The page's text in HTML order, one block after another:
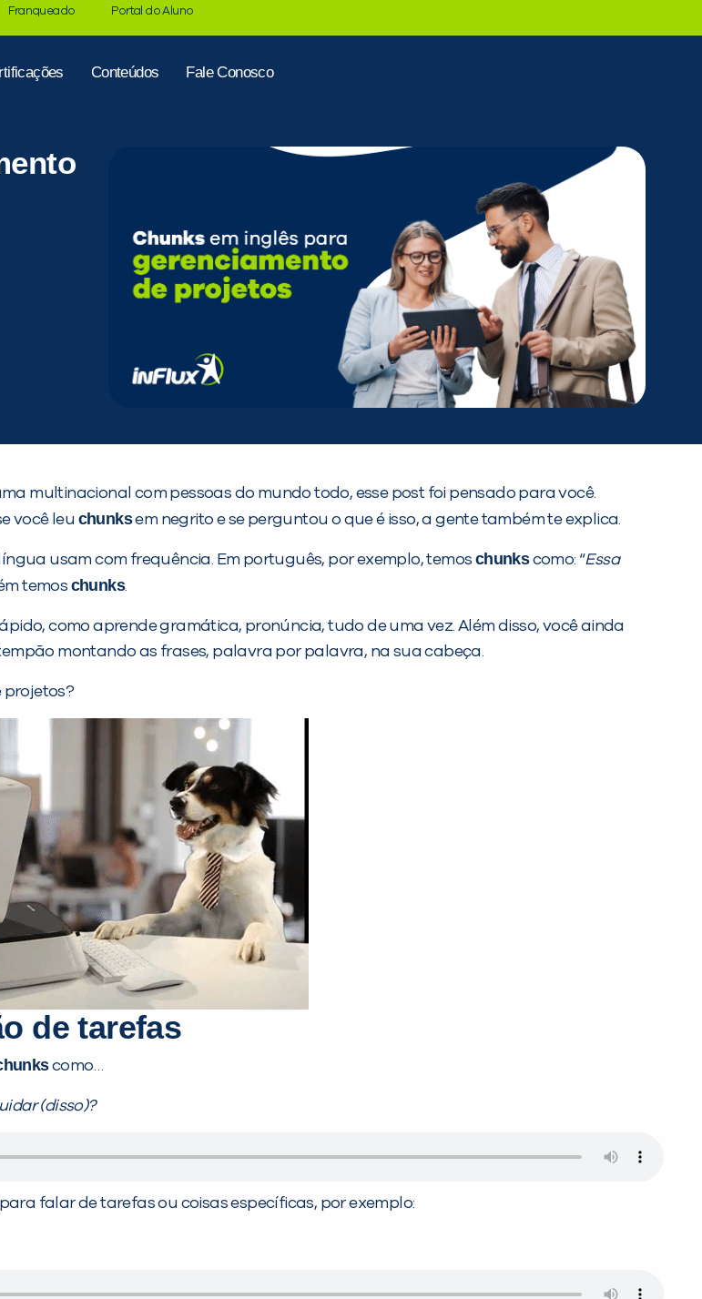
Franqueado Portal do Aluno
Conteúdos Fale Conosco
multinacional com pessoas do mundo todo, esse post foi pensado para você.
você leu chunksem negrito e se perguntou o que é isso, a gente também te explica.
usam com frequência. Em português, por exemplo, temos chunkscomo: “Essa
temos chunks.
como aprende gramática, pronúncia, tudo de uma vez. Além disso, você ainda
montando as frases, palavra por palavra, na sua cabeça.
projetos?
de tarefas
como…
(disso)?
falar de tarefas ou coisas específicas, por exemplo: